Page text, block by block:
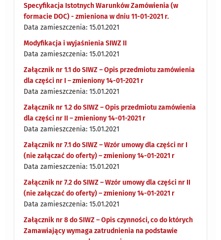
Specyfikacja Istotnych Warunków Zamówienia (w
formacie DOC) - zmieniona w dniu 11-01-2021 r.
Data zamieszczenia: 15.01.2021
Modyfikacja i wyjaśnienia SIWZ II
Data zamieszczenia: 15.01.2021
Załącznik nr 1.1 do SIWZ – Opis przedmiotu zamówienia
dla części nr I – zmieniony 14-01-2021 r
Data zamieszczenia: 15.01.2021
Załącznik nr 1.2 do SIWZ – Opis przedmiotu zamówienia
dla części nr II – zmieniony 14-01-2021 r
Data zamieszczenia: 15.01.2021
Załącznik nr 7.1 do SIWZ – Wzór umowy dla części nr I
(nie załączać do oferty) – zmieniony 14-01-2021 r
Data zamieszczenia: 15.01.2021
Załącznik nr 7.2 do SIWZ – Wzór umowy dla części nr II
(nie załączać do oferty) – zmieniony 14-01-2021 r
Data zamieszczenia: 15.01.2021
Załącznik nr 8 do SIWZ – Opis czynności, co do których
Zamawiający wymaga zatrudnienia na podstawie